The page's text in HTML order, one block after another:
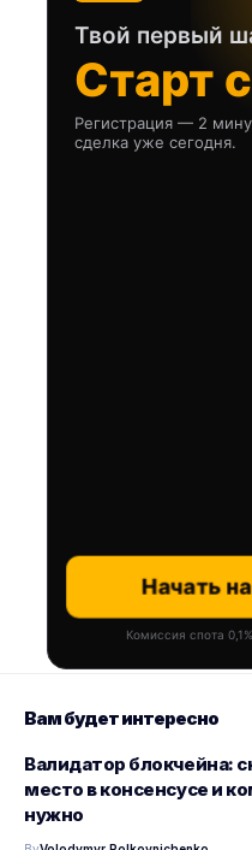
Твой первый
Старт
Регистрация — 2
сделка уже сегодня.
Начать
Комиссия спота
Вам будет интересно
Валидатор блокчейна:
место в консенсусе и
нужно